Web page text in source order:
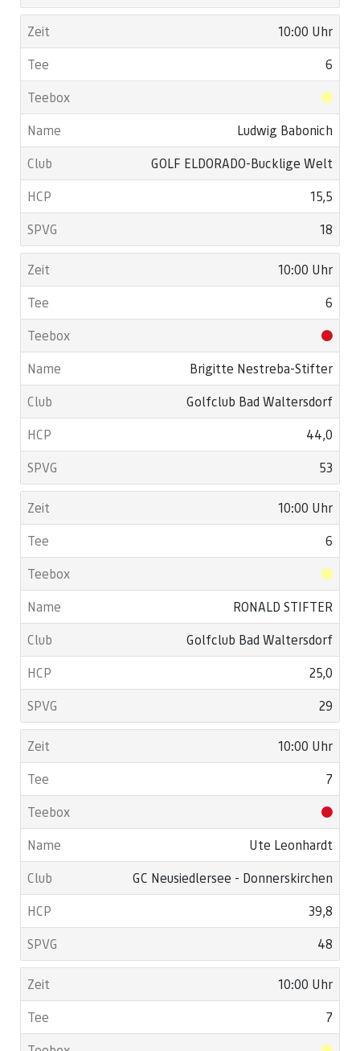
10:00 Uhr
6
Ludwig Babonich
GOLF ELDORADO-Bucklige Welt
15,5
18
10:00 Uhr
6
Brigitte Nestreba-Stifter
Golfclub Bad Waltersdorf
44,0
53
10:00 Uhr
6
RONALD STIFTER
Golfclub Bad Waltersdorf
25,0
29
10:00 Uhr
7
Ute Leonhardt
GC Neusiedlersee - Donnerskirchen
39,8
48
10:00 Uhr
7